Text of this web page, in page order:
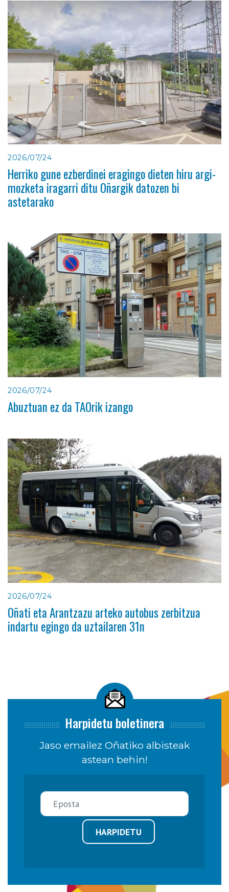
2026/07/24
Herriko gune ezberdinei eragingo dieten hiru argi-
mozketa iragarri ditu Oñargik datozen bi
astetarako
2026/07/24
Abuztuan ez da TAOrik izango
2026/07/24
Oñati eta Arantzazu arteko autobus zerbitzua
indartu egingo da uztailaren 31n
Harpidetu boletinera
Jaso emailez Oñatiko albisteak
astean behin!
HARPIDETU